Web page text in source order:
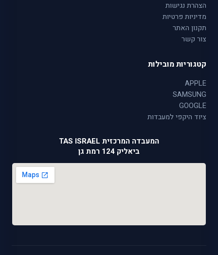
הצהרת נגישות
מדיניות פרטיות
תקנון האתר
צור קשר
קטגוריות מובילות
APPLE
SAMSUNG
GOOGLE
ציוד היקפי למעבדות
המעבדה המרכזית TAS ISRAEL
ביאליק 124 רמת גן